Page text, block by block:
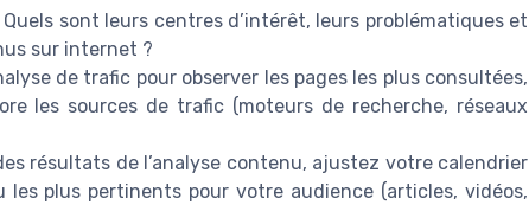
sont leurs centres d’intérêt, leurs problématiques et
sur internet ?
de trafic pour observer les pages les plus consultées,
les sources de trafic (moteurs de recherche, réseaux
résultats de l’analyse contenu, ajustez votre calendrier
plus pertinents pour votre audience (articles, vidéos,